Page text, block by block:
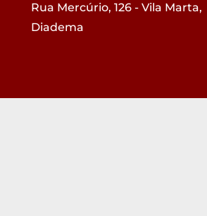
Rua Mercúrio, 126 - Vila Marta,
Diadema